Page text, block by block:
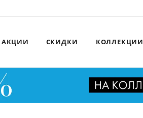
АКЦИИ СКИДКИ КОЛЛЕКЦИИ